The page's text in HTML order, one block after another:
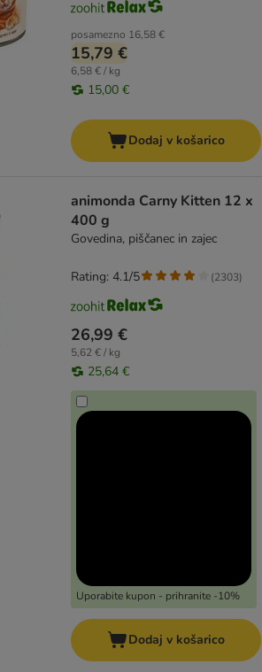
posamezno 16,58 €
15,79 €
6,58 € / kg
15,00 €
Dodaj v košarico
animonda Carny Kitten 12 x
400 g
Govedina, piščanec in zajec
26,99 €
5,62 € / kg
25,64 €
Uporabite kupon - prihranite -10%
Rating: 4.1/5 (2303)
Dodaj v košarico